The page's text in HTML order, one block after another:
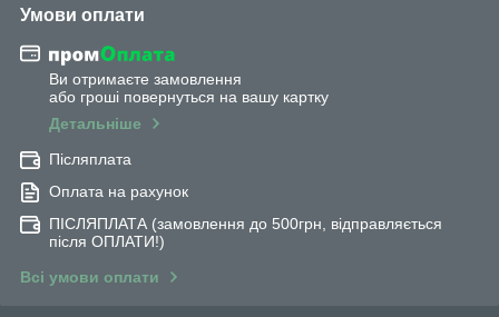
Умови оплати
Ви отримаєте замовлення
або гроші повернуться на вашу картку
Детальніше
Післяплата
Оплата на рахунок
ПІСЛЯПЛАТА (замовлення до 500грн, відправляється
після ОПЛАТИ!)
Всі умови оплати